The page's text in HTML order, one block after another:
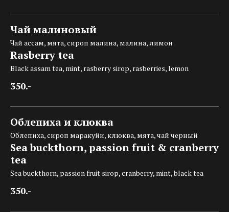
Чай малиновый
Чай ассам, мята, сироп малина, малина, лимон
Rasberry tea
Black assam tea, mint, rasberry sirop, rasberries, lemon
350.-
Облепиха и клюква
Облепиха, сироп маракуйи, клюква, мята, чай черный
Sea buckthorn, passion fruit & cranberry
tea
Sea buckthorn, passion fruit sirop, cranberry, mint, black tea
350.-